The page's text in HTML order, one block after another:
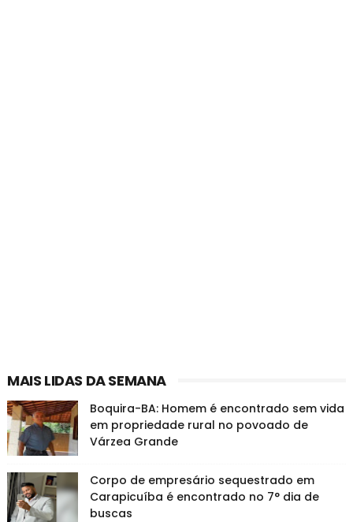
MAIS LIDAS DA SEMANA
Boquira-BA: Homem é encontrado sem vida
em propriedade rural no povoado de
Várzea Grande
Corpo de empresário sequestrado em
Carapicuíba é encontrado no 7° dia de
buscas